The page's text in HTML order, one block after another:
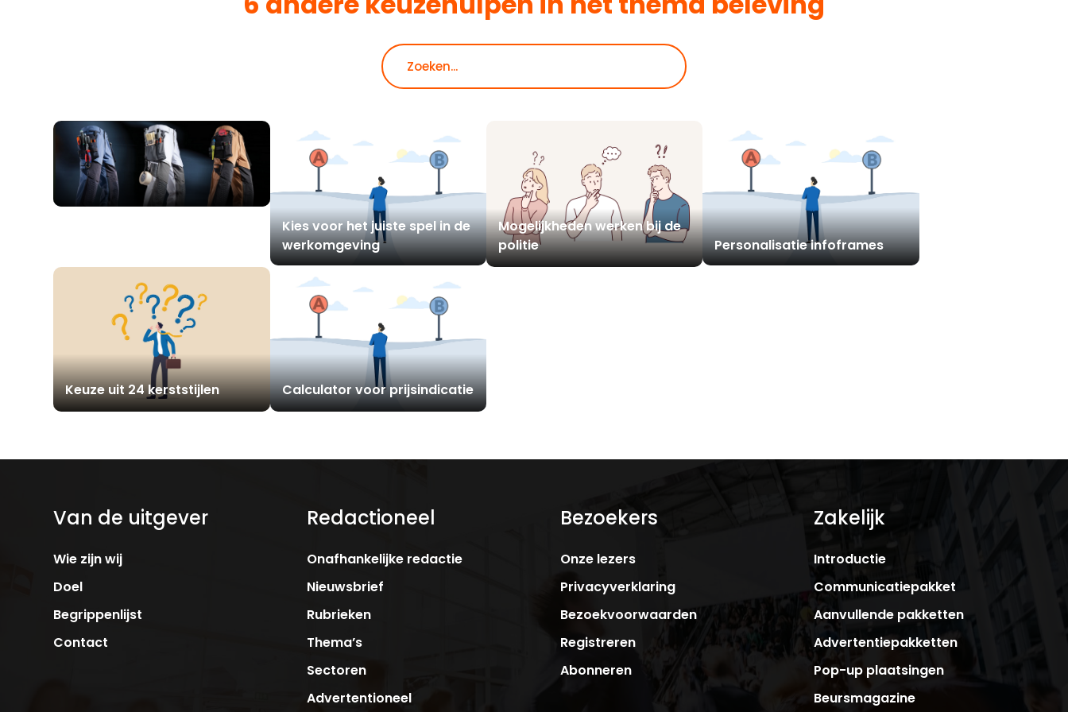
beroep
Kies voor het juiste spel in de
werkomgeving
Mogelijkheden werken bij de
politie
Personalisatie infoframes
Keuze uit 24 kerststijlen Calculator voor prijsindicatie
Van de uitgever
Wie zijn wij
Doel
Begrippenlijst
Contact
Redactioneel
Onafhankelijke redactie
Nieuwsbrief
Rubrieken
Thema’s
Sectoren
Advertentioneel
Bezoekers
Onze lezers
Privacyverklaring
Bezoekvoorwaarden
Registreren
Abonneren
Zakelijk
Introductie
Communicatiepakket
Aanvullende pakketten
Advertentiepakketten
Pop-up plaatsingen
Beursmagazine